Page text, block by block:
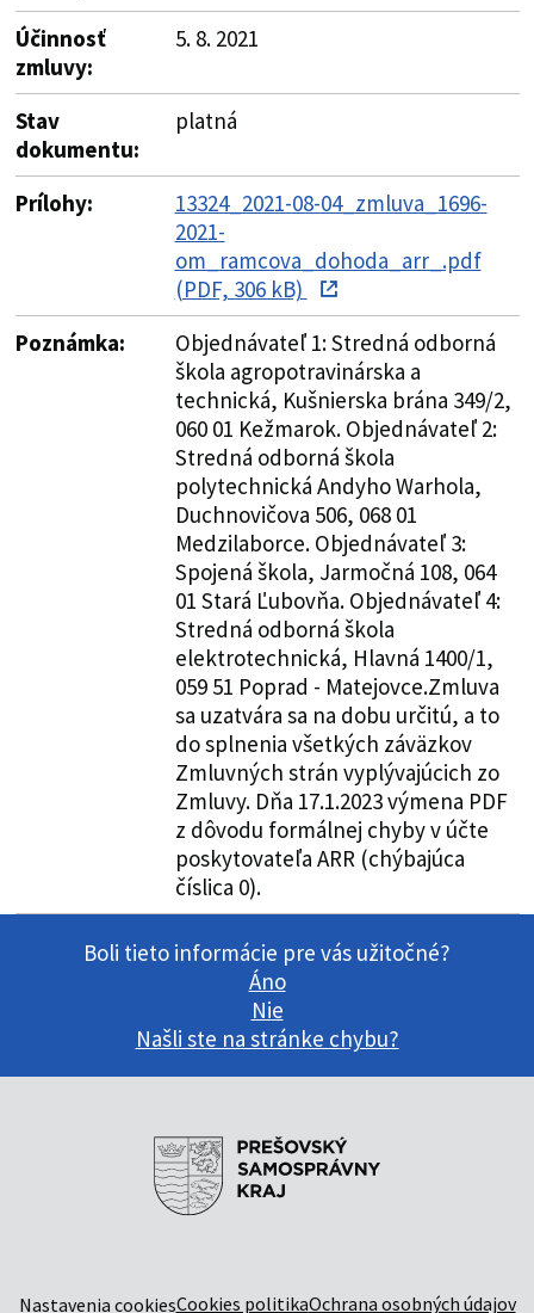
Účinnosť
zmluvy:
5. 8. 2021
Stav
dokumentu:
platná
Prílohy:
13324_2021-08-04_zmluva_1696-
2021-
om_ramcova_dohoda_arr_.pdf
(PDF, 306 kB)
Poznámka:
Objednávateľ 1: Stredná odborná
škola agropotravinárska a
technická, Kušnierska brána 349/2,
060 01 Kežmarok. Objednávateľ 2:
Stredná odborná škola
polytechnická Andyho Warhola,
Duchnovičova 506, 068 01
Medzilaborce. Objednávateľ 3:
Spojená škola, Jarmočná 108, 064
01 Stará Ľubovňa. Objednávateľ 4:
Stredná odborná škola
elektrotechnická, Hlavná 1400/1,
059 51 Poprad - Matejovce.Zmluva
sa uzatvára sa na dobu určitú, a to
do splnenia všetkých záväzkov
Zmluvných strán vyplývajúcich zo
Zmluvy. Dňa 17.1.2023 výmena PDF
z dôvodu formálnej chyby v účte
poskytovateľa ARR (chýbajúca
číslica 0).
Boli tieto informácie pre vás užitočné?
Áno
Nie
Našli ste na stránke chybu?
Nastavenia cookiesCookies politikaOchrana osobných údajov